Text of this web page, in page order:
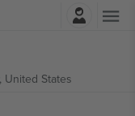
United States